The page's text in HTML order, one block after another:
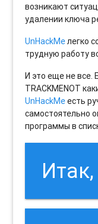
возникают
удалении ключа
UnHackMeлегко
трудную работу
И это еще не все.
TRACKMENOT
UnHackMeесть
самостоятельно
программы в